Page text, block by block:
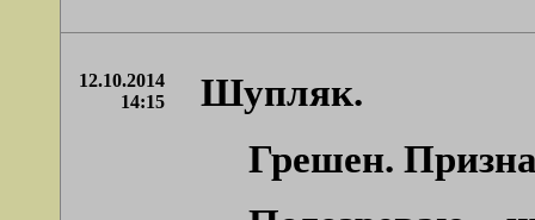
12.10.2014
14:15
Шупляк.
Грешен.